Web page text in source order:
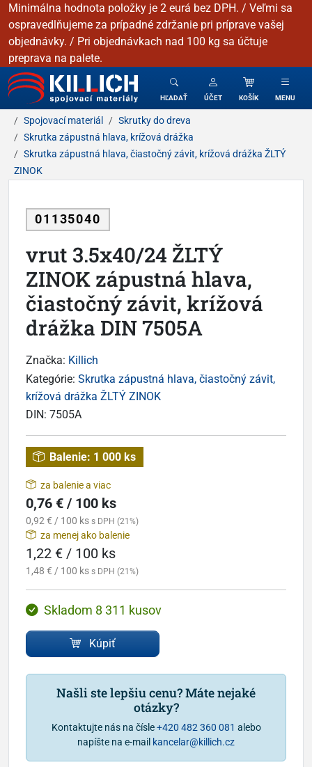
Minimálna hodnota položky je 2 eurá bez DPH. / Veľmi sa
ospravedlňujeme za prípadné zdržanie pri príprave vašej
objednávky. / Pri objednávkach nad 100 kg sa účtuje
preprava na palete.
KILLICH - Spojovacie materiály
HĽADAŤ ÚČET KOŠÍK MENU
Spojovací materiál
Skrutky do dreva
Skrutka zápustná hlava, krížová drážka
Skrutka zápustná hlava, čiastočný závit, krížová drážka ŽLTÝ
ZINOK
01135040
vrut 3.5x40/24 ŽLTÝ
ZINOK zápustná hlava,
čiastočný závit, krížová
drážka DIN 7505A
Značka: Killich
Kategórie: Skrutka zápustná hlava, čiastočný závit,
krížová drážka ŽLTÝ ZINOK
DIN: 7505A
Balenie: 1 000 ks
za balenie a viac
0,76 € / 100 ks
0,92 € / 100 ks s DPH (21%)
za menej ako balenie
1,22 € / 100 ks
1,48 € / 100 ks s DPH (21%)
Skladom 8 311 kusov
Kúpiť
Našli ste lepšiu cenu? Máte nejaké
otázky?
Kontaktujte nás na čísle+420 482 360 081 alebo
napíšte na e-mail kancelar@killich.cz